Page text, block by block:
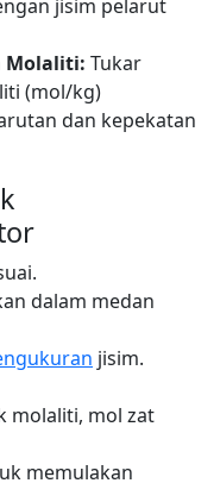
jisim pelarut
Molaliti: Tukar
(mol/kg)
dan kepekatan
dalam medan
jisim.
molaliti, mol zat
memulakan